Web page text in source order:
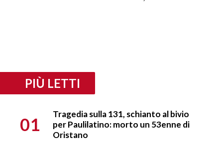
PIÙ LETTI
01
Tragedia sulla 131, schianto al bivio
per Paulilatino: morto un 53enne di
Oristano